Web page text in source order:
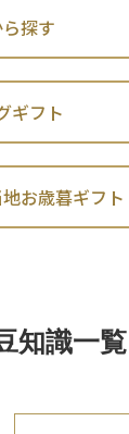
探す
ギフト
お歳暮ギフト
知識一覧